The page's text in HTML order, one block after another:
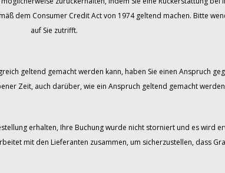
dem Consumer Credit Act von 1974 geltend machen. Bitte
auf Sie zutrifft.
geltend gemacht werden kann, haben Sie einen Anspruch
Zeit, auch darüber, wie ein Anspruch geltend gemacht
erhalten, Ihre Buchung wurde nicht storniert und es wird
mit den Lieferanten zusammen, um sicherzustellen, dass